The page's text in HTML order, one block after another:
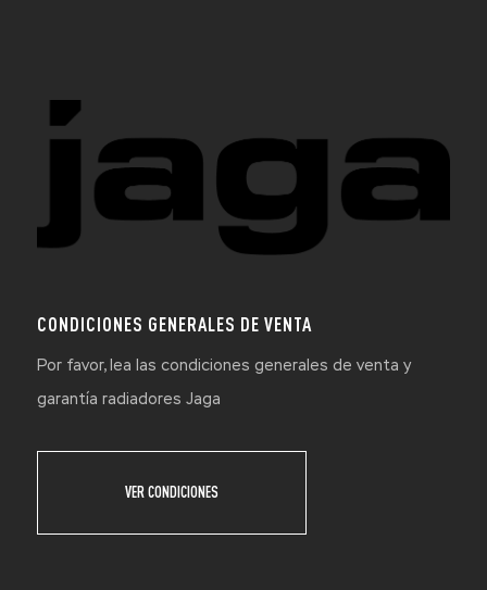
CONDICIONES GENERALES DE VENTA
Por favor, lea las condiciones generales de venta y
garantía radiadores Jaga
VER CONDICIONES